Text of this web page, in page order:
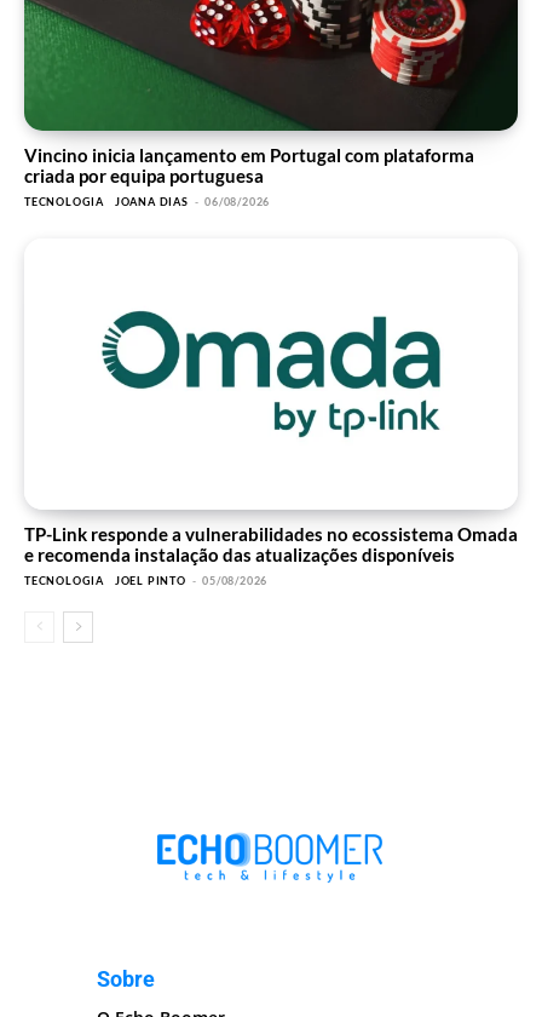
Vincino inicia lançamento em Portugal com plataforma
criada por equipa portuguesa
TECNOLOGIA JOANA DIAS - 06/08/2026
TP-Link responde a vulnerabilidades no ecossistema Omada
e recomenda instalação das atualizações disponíveis
TECNOLOGIA JOEL PINTO - 05/08/2026
Sobre